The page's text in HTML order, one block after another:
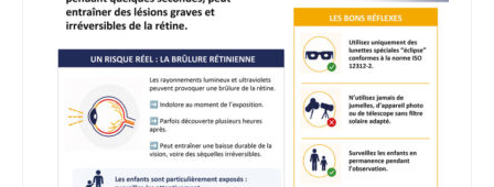
Etat Civil
Les appels publics
Autres informations